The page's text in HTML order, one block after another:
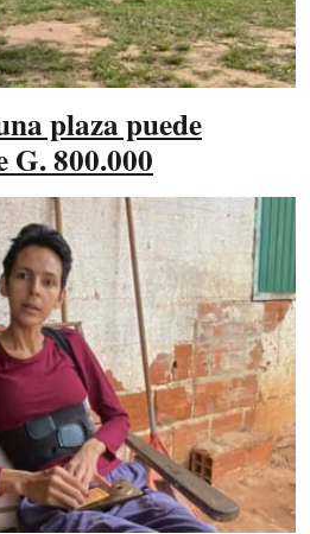
plaza puede
G. 800.000